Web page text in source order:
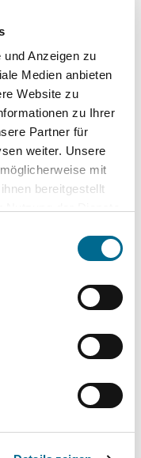
Anzeigen zu
Medien anbieten
Website zu
zu Ihrer
Partner für
weiter. Unsere
mit
bereitgestellt
weiterhin nutzen.